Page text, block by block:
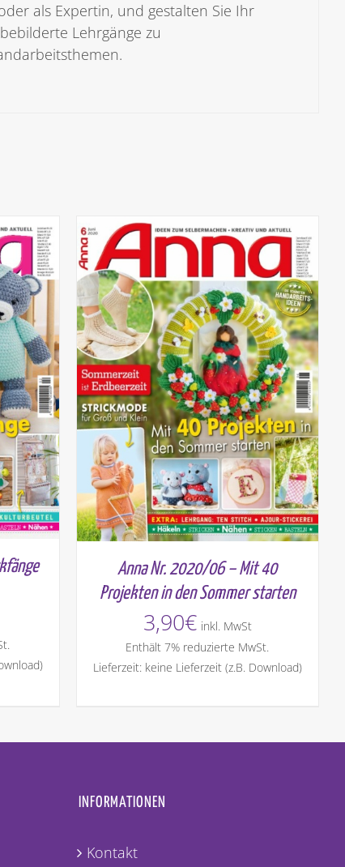
als Expertin, und gestalten Sie Ihr
Lehrgänge zu
Anna Nr. 2020/06 – Mit 40
Projekten in den Sommer starten
3,90€ inkl. MwSt
Enthält 7% reduzierte MwSt.
Lieferzeit: keine Lieferzeit (z.B. Download)
INFORMATIONEN
Kontakt